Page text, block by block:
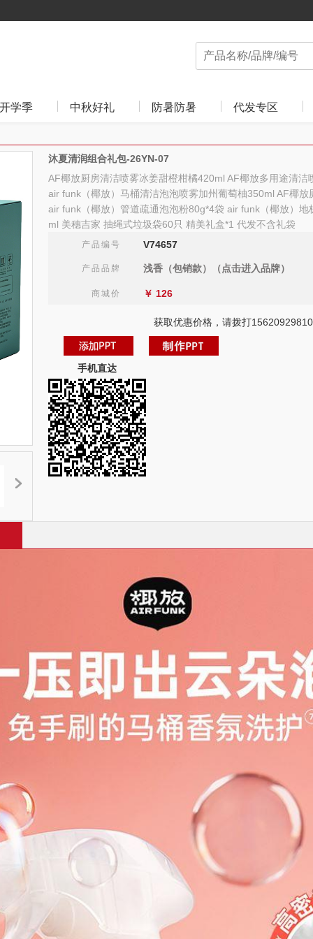
学季 中秋好礼 防暑防暑 代发专区
沐夏清润组合礼包-26YN-07
AF椰放厨房清洁喷雾冰姜甜橙柑橘420ml AF椰放多用途清洁
air funk（椰放）马桶清洁泡泡喷雾加州葡萄柚350ml AF椰放
air funk（椰放）管道疏通泡泡粉80g*4袋 air funk（椰放）地
ml 美穗吉家 抽绳式垃圾袋60只 精美礼盒*1 代发不含礼袋
产品编号 V74657
产品品牌 浅香（包销款）（点击进入品牌）
商城价 ￥ 126
获取优惠价格，请拨打15620929810
手机直达